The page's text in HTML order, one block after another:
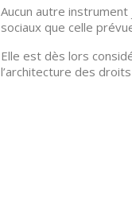
Aucun autre
sociaux que celle
Elle est dès lors
l’architecture des